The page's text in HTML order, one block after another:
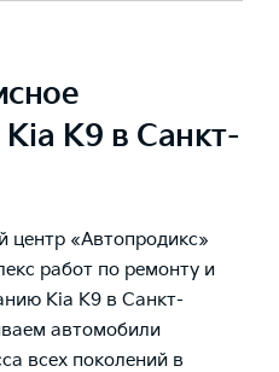
K9 в Санкт-
«Автопродикс»
работ по ремонту и
Kia K9 в Санкт-
автомобили
всех поколений в